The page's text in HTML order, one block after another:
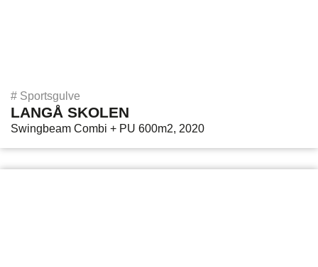
# Sportsgulve
LANGÅ SKOLEN
Swingbeam Combi + PU 600m2, 2020